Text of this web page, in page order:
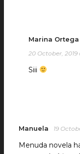
Marina Ortega
20 October, 2019
Siii
Manuela 19
Menuda novela